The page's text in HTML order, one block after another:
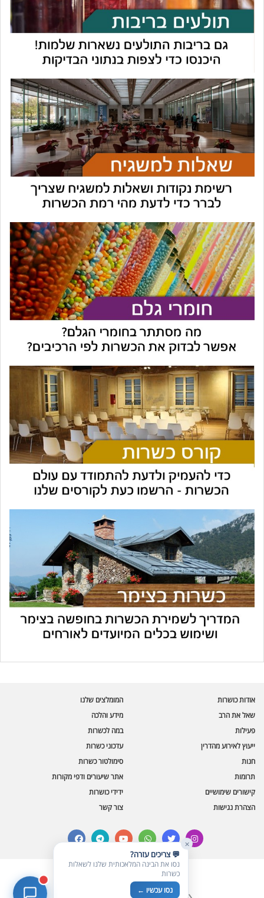
אודות כושרות
שאל את הרב
פעילות
ייעוץ לאירוע מהדרין
המומלצים שלנו
מידע והלכה
במה לכשרות
עדכוני כשרות
חנות
תרומות
קישורים שימושיים
הצהרת נגישות
סימולטור כשרות
אתר שיעורים ודפי מקורות
ידידי כושרות
צור קשר
facebooktelegramyoutubewhatsapptwitter
instagram
© כל הזכויות שמורות לכושרות
🪲 בדיקת חרקים
מספר כושרות ומאמרי האתר
🔀 תערובות כלים ומאכלים
✕
💬 צריכים עזרה?
נסו את הבינה המלאכותית שלנו לשאלות
כשרות
נסו עכשיו ←